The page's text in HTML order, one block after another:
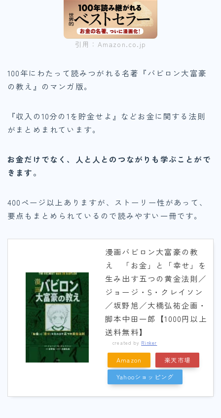
引用：Amazon.co.jp
100年にわたって読みつがれる名著『バビロン大富豪
の教え』のマンガ版。
『収入の10分の1を貯金せよ』などお金に関する法則
がまとめまれています。
お金だけでなく、人と人とのつながりも学ぶことがで
きます。
400ページ以上ありますが、ストーリー性があって、
要点もまとめられているので読みやすい一冊です。
漫画バビロン大富豪の教
え 「お金」と「幸せ」を
生み出す五つの黄金法則／
ジョージ・S・クレイソン
／坂野旭／大橋弘祐企画・
脚本中田一郎【1000円以上
送料無料】
created by Rinker
Amazon
楽天市場
Yahooショッピング